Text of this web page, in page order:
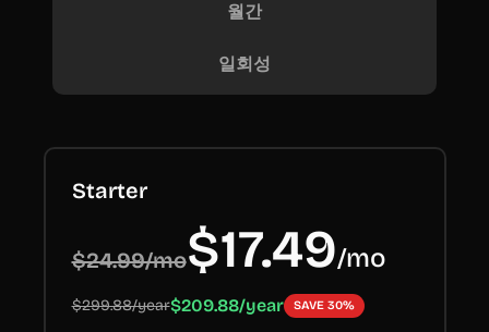
월간
일회성
Starter
$24.99/mo$17.49/mo
$299.88/year$209.88/year SAVE 30%